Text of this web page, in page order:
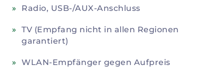
Radio, USB-/AUX-Anschluss
TV (Empfang nicht in allen Regionen
garantiert)
WLAN-Empfänger gegen Aufpreis